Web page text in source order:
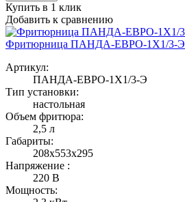
Купить в 1 клик
Добавить к сравнению
Фритюрница ПАНДА-ЕВРО-1Х1/3-Э
Артикул:
ПАНДА-ЕВРО-1Х1/3-Э
Тип установки:
настольная
Объем фритюра:
2,5 л
Габариты:
208х553х295
Напряжение :
220 В
Мощность: